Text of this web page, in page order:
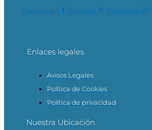
Facebook-f X-twitter Instagram
Enlaces legales
Avisos Legales
Política de Cookies
Política de privacidad
Nuestra Ubicación